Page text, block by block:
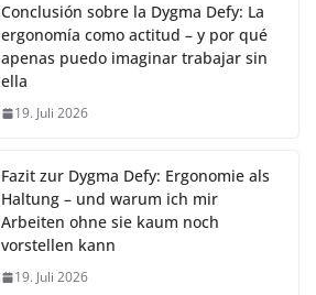
Conclusión sobre la Dygma Defy: La
ergonomía como actitud – y por qué
apenas puedo imaginar trabajar sin
ella
19. Juli 2026
Fazit zur Dygma Defy: Ergonomie als
Haltung – und warum ich mir
Arbeiten ohne sie kaum noch
vorstellen kann
19. Juli 2026